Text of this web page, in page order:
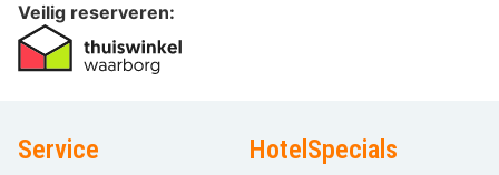
Veilig reserveren:
Service HotelSpecials